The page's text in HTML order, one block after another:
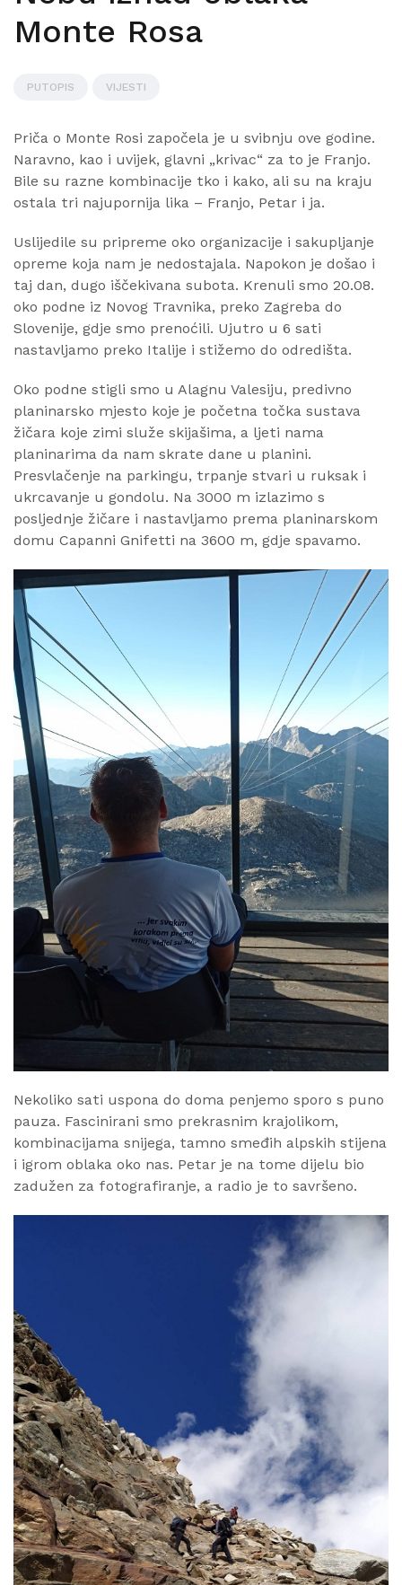
Monte Rosa
PUTOPIS VIJESTI
Priča o Monte Rosi započela je u svibnju ove godine.
Naravno, kao i uvijek, glavni „krivac“ za to je Franjo.
Bile su razne kombinacije tko i kako, ali su na kraju
ostala tri najupornija lika – Franjo, Petar i ja.
Uslijedile su pripreme oko organizacije i sakupljanje
opreme koja nam je nedostajala. Napokon je došao i
taj dan, dugo iščekivana subota. Krenuli smo 20.08.
oko podne iz Novog Travnika, preko Zagreba do
Slovenije, gdje smo prenoćili. Ujutro u 6 sati
nastavljamo preko Italije i stižemo do odredišta.
Oko podne stigli smo u Alagnu Valesiju, predivno
planinarsko mjesto koje je početna točka sustava
žičara koje zimi služe skijašima, a ljeti nama
planinarima da nam skrate dane u planini.
Presvlačenje na parkingu, trpanje stvari u ruksak i
ukrcavanje u gondolu. Na 3000 m izlazimo s
posljednje žičare i nastavljamo prema planinarskom
domu Capanni Gnifetti na 3600 m, gdje spavamo.
Nekoliko sati uspona do doma penjemo sporo s puno
pauza. Fascinirani smo prekrasnim krajolikom,
kombinacijama snijega, tamno smeđih alpskih stijena
i igrom oblaka oko nas. Petar je na tome dijelu bio
zadužen za fotografiranje, a radio je to savršeno.